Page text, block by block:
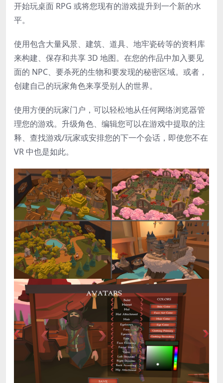
开始玩桌面 RPG 或将您现有的游戏提升到一个新的水
平。
使用包含大量风景、建筑、道具、地牢瓷砖等的资料库
来构建、保存和共享 3D 地图。在您的作品中加入要见
面的 NPC、要杀死的生物和要发现的秘密区域。或者，
创建自己的玩家角色来享受别人的世界。
使用方便的玩家门户，可以轻松地从任何网络浏览器管
理您的游戏。升级角色、编辑您可以在游戏中提取的注
释、查找游戏/玩家或安排您的下一个会话，即使您不在
VR 中也是如此。